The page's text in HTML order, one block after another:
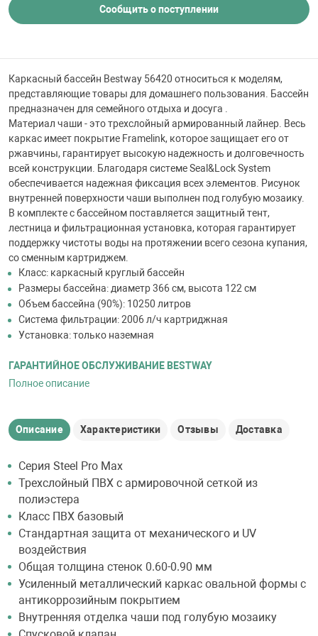
бассейна
материалы
Каркасный бассейн Bestway 56420 относиться к моделям,
представляющие товары для домашнего пользования. Бассейн
предназначен для семейного отдыха и досуга .
Материал чаши - это трехслойный армированный лайнер. Весь
каркас имеет покрытие Framelink, которое защищает его от
ржавчины, гарантирует высокую надежность и долговечность
всей конструкции. Благодаря системе Seal&Lock System
обеспечивается надежная фиксация всех элементов. Рисунок
внутренней поверхности чаши выполнен под голубую мозаику.
В комплекте с бассейном поставляется защитный тент,
лестница и фильтрационная установка, которая гарантирует
поддержку чистоты воды на протяжении всего сезона купания,
со сменным картриджем.
Класс: каркасный круглый бассейн
Размеры бассейна: диаметр 366 см, высота 122 см
Объем бассейна (90%): 10250 литров
Система фильтрации: 2006 л/ч картриджная
Установка: только наземная
ГАРАНТИЙНОЕ ОБСЛУЖИВАНИЕ BESTWAY
Полное описание
Сообщить о поступлении
Описание Характеристики Отзывы Доставка
Серия Steel Pro Max
Трехслойный ПВХ с армировочной сеткой из
полиэстера
Класс ПВХ базовый
Стандартная защита от механического и UV
воздействия
Общая толщина стенок 0.60-0.90 мм
Усиленный металлический каркас овальной формы с
антикоррозийным покрытием
Внутренняя отделка чаши под голубую мозаику